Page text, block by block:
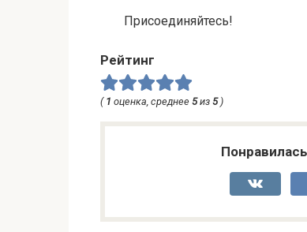
Присоединяйтесь!
Рейтинг
( 1 оценка, среднее 5из 5)